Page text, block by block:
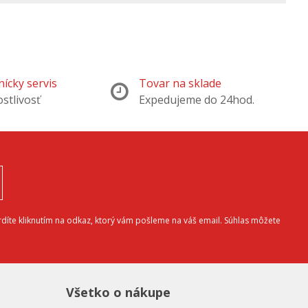
servis
Tovar na sklade
Expedujeme do 24hod.
kliknutím na odkaz, ktorý vám pošleme na váš email. Súhlas môžete
Všetko o nákupe